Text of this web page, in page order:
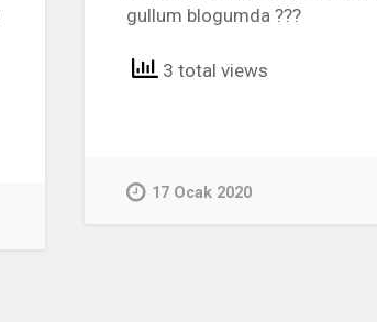
gullum blogumda ???
3 total views
17 Ocak 2020